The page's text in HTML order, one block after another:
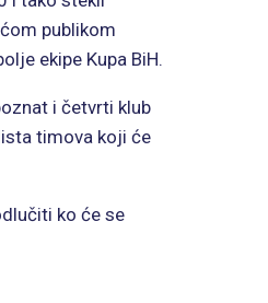
publikom
ekipe Kupa BiH.
i četvrti klub
timova koji će
ko će se